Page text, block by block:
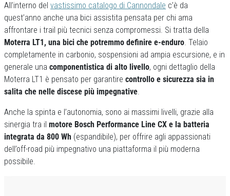
All’interno del vastissimo catalogo di Cannondale c’è da
quest’anno anche una bici assistita pensata per chi ama
affrontare i trail più tecnici senza compromessi. Si tratta della
Moterra LT1, una bici che potremmo definire e-enduro. Telaio
completamente in carbonio, sospensioni ad ampia escursione, e in
generale una componentistica di alto livello, ogni dettaglio della
Moterra LT1 è pensato per garantire controllo e sicurezza sia in
salita che nelle discese più impegnative.
Anche la spinta e l’autonomia, sono ai massimi livelli, grazie alla
sinergia tra il motore Bosch Performance Line CX e la batteria
integrata da 800 Wh (espandibile), per offrire agli appassionati
dell’off-road più impegnativo una piattaforma il più moderna
possibile.